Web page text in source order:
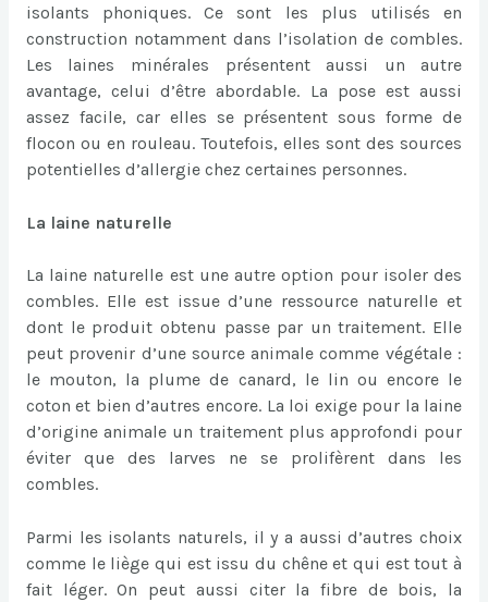
isolants phoniques. Ce sont les plus utilisés en
construction notamment dans l’isolation de combles.
Les laines minérales présentent aussi un autre
avantage, celui d’être abordable. La pose est aussi
assez facile, car elles se présentent sous forme de
flocon ou en rouleau. Toutefois, elles sont des sources
potentielles d’allergie chez certaines personnes.
La laine naturelle
La laine naturelle est une autre option pour isoler des
combles. Elle est issue d’une ressource naturelle et
dont le produit obtenu passe par un traitement. Elle
peut provenir d’une source animale comme végétale :
le mouton, la plume de canard, le lin ou encore le
coton et bien d’autres encore. La loi exige pour la laine
d’origine animale un traitement plus approfondi pour
éviter que des larves ne se prolifèrent dans les
combles.
Parmi les isolants naturels, il y a aussi d’autres choix
comme le liège qui est issu du chêne et qui est tout à
fait léger. On peut aussi citer la fibre de bois, la